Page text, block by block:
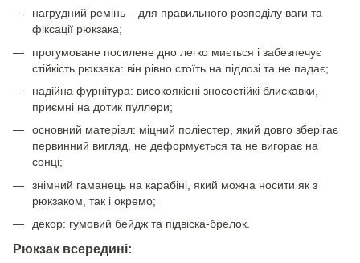
нагрудний ремінь – для правильного розподілу ваги та
фіксації рюкзака;
прогумоване посилене дно легко миється і забезпечує
стійкість рюкзака: він рівно стоїть на підлозі та не падає;
надійна фурнітура: високоякісні зносостійкі блискавки,
приємні на дотик пуллери;
основний матеріал: міцний поліестер, який довго зберігає
первинний вигляд, не деформується та не вигорає на
сонці;
знімний гаманець на карабіні, який можна носити як з
рюкзаком, так і окремо;
декор: гумовий бейдж та підвіска-брелок.
Рюкзак всередині: